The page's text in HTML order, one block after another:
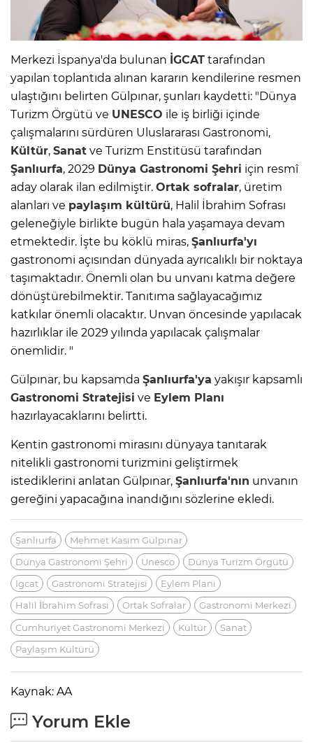
Merkezi İspanya'da bulunan İGCAT tarafından
yapılan toplantıda alınan kararın kendilerine resmen
ulaştığını belirten Gülpınar, şunları kaydetti: "Dünya
Turizm Örgütü ve UNESCO ile iş birliği içinde
çalışmalarını sürdüren Uluslararası Gastronomi,
Kültür, Sanat ve Turizm Enstitüsü tarafından
Şanlıurfa, 2029 Dünya Gastronomi Şehri için resmî
aday olarak ilan edilmiştir. Ortak sofralar, üretim
alanları ve paylaşım kültürü, Halil İbrahim Sofrası
geleneğiyle birlikte bugün hala yaşamaya devam
etmektedir. İşte bu köklü miras, Şanlıurfa'yı
gastronomi açısından dünyada ayrıcalıklı bir noktaya
taşımaktadır. Önemli olan bu unvanı katma değere
dönüştürebilmektir. Tanıtıma sağlayacağımız
katkılar önemli olacaktır. Unvan öncesinde yapılacak
hazırlıklar ile 2029 yılında yapılacak çalışmalar
önemlidir. "
Gülpınar, bu kapsamda Şanlıurfa'ya yakışır kapsamlı
Gastronomi Stratejisi ve Eylem Planı
hazırlayacaklarını belirtti.
Kentin gastronomi mirasını dünyaya tanıtarak
nitelikli gastronomi turizmini geliştirmek
istediklerini anlatan Gülpınar, Şanlıurfa'nın unvanın
gereğini yapacağına inandığını sözlerine ekledi.
Şanlıurfa
Mehmet Kasım Gülpınar
Dünya Gastronomi Şehri
Unesco
Dünya Turizm Örgütü
Igcat
Gastronomi Stratejisi
Eylem Planı
Halil İbrahim Sofrası
Ortak Sofralar
Gastronomi Merkezi
Cumhuriyet Gastronomi Merkezi
Kültür
Sanat
Paylaşım Kültürü
Kaynak: AA
Yorum Ekle